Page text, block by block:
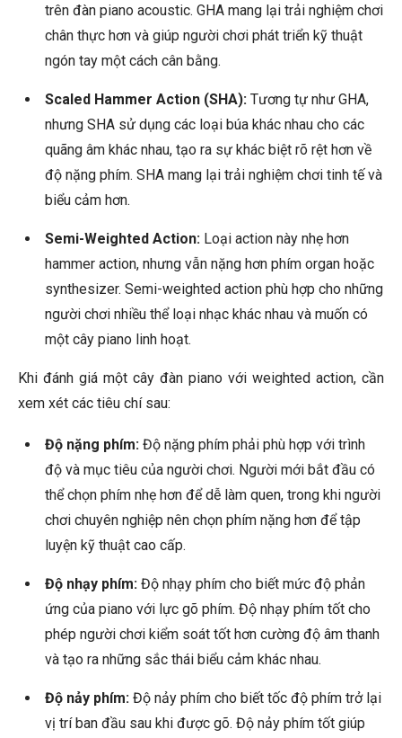
trên đàn piano acoustic. GHA mang lại trải nghiệm chơi
chân thực hơn và giúp người chơi phát triển kỹ thuật
ngón tay một cách cân bằng.
Scaled Hammer Action (SHA): Tương tự như GHA,
nhưng SHA sử dụng các loại búa khác nhau cho các
quãng âm khác nhau, tạo ra sự khác biệt rõ rệt hơn về
độ nặng phím. SHA mang lại trải nghiệm chơi tinh tế và
biểu cảm hơn.
Semi-Weighted Action: Loại action này nhẹ hơn
hammer action, nhưng vẫn nặng hơn phím organ hoặc
synthesizer. Semi-weighted action phù hợp cho những
người chơi nhiều thể loại nhạc khác nhau và muốn có
một cây piano linh hoạt.
Khi đánh giá một cây đàn piano với weighted action, cần
xem xét các tiêu chí sau:
Độ nặng phím: Độ nặng phím phải phù hợp với trình
độ và mục tiêu của người chơi. Người mới bắt đầu có
thể chọn phím nhẹ hơn để dễ làm quen, trong khi người
chơi chuyên nghiệp nên chọn phím nặng hơn để tập
luyện kỹ thuật cao cấp.
Độ nhạy phím: Độ nhạy phím cho biết mức độ phản
ứng của piano với lực gõ phím. Độ nhạy phím tốt cho
phép người chơi kiểm soát tốt hơn cường độ âm thanh
và tạo ra những sắc thái biểu cảm khác nhau.
Độ nảy phím: Độ nảy phím cho biết tốc độ phím trở lại
vị trí ban đầu sau khi được gõ. Độ nảy phím tốt giúp